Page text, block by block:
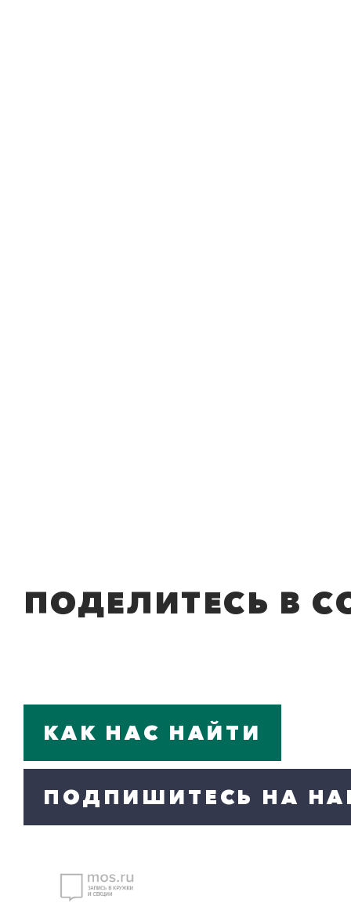
ПОДЕЛИТЕСЬ В
КАК НАС НАЙТИ
ПОДПИШИТЕСЬ НА